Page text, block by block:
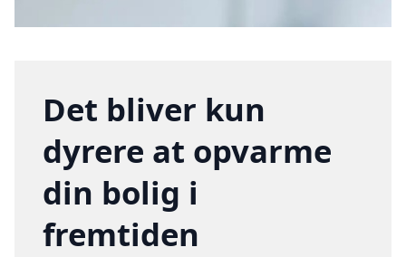
Det bliver kun
dyrere at opvarme
din bolig i
fremtiden